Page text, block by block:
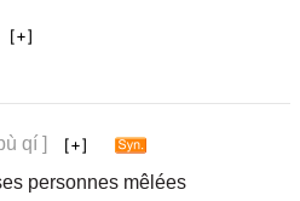
qí ]
personnes mêlées